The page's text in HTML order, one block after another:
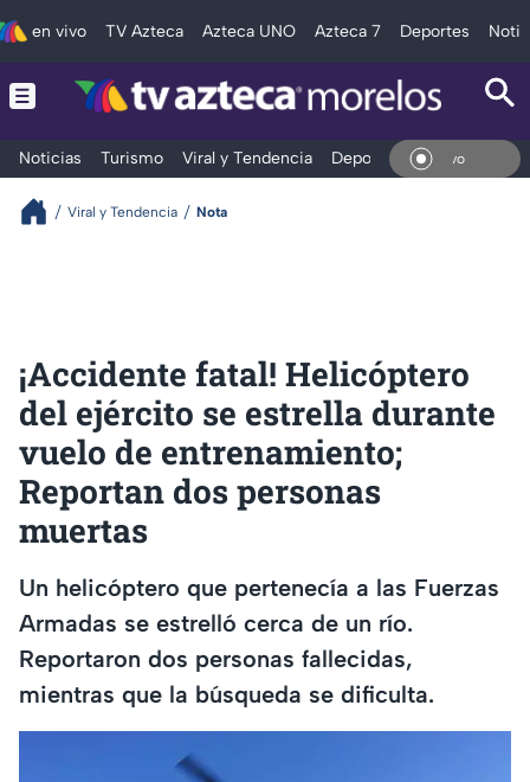
en vivo TV Azteca Azteca UNO Azteca 7 Deportes
Noticias Turismo Viral y Tendencia Deportes Espectáculos
En
Viral y Tendencia Nota
¡Accidente fatal! Helicóptero
del ejército se estrella durante
vuelo de entrenamiento;
Reportan dos personas
muertas
Un helicóptero que pertenecía a las Fuerzas
Armadas se estrelló cerca de un río.
Reportaron dos personas fallecidas,
mientras que la búsqueda se dificulta.